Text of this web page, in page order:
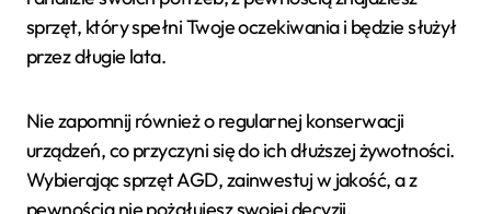
sprzęt, który spełni Twoje oczekiwania i będzie służył
przez długie lata.
Nie zapomnij również o regularnej konserwacji
urządzeń, co przyczyni się do ich dłuższej żywotności.
Wybierając sprzęt AGD, zainwestuj w jakość, a z